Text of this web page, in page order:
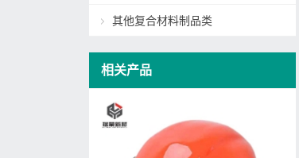
其他复合材料制品类
相关产品